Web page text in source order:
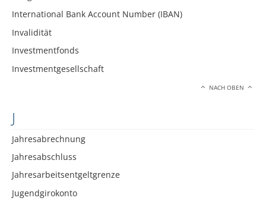
International Bank Account Number (IBAN)
Invalidität
Investmentfonds
Investmentgesellschaft
NACH OBEN
J
Jahresabrechnung
Jahresabschluss
Jahresarbeitsentgeltgrenze
Jugendgirokonto